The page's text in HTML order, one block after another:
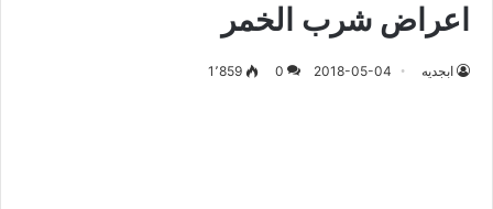
اعراض شرب الخمر
ابجديه 2018-05-04
0 1٬859